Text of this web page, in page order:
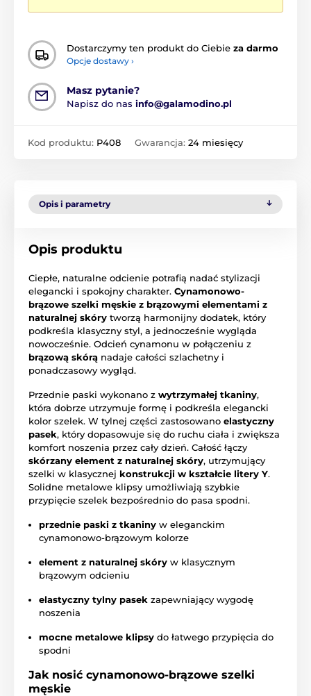
Dostarczymy ten produkt do Ciebie za darmo
Opcje dostawy ›
Masz pytanie?
Napisz do nas info@galamodino.pl
Kod produktu: P408 Gwarancja: 24 miesięcy
Opis i parametry
Opis produktu
Ciepłe, naturalne odcienie potrafią nadać stylizacji
elegancki i spokojny charakter. Cynamonowo-
brązowe szelki męskie z brązowymi elementami z
naturalnej skóry tworzą harmonijny dodatek, który
podkreśla klasyczny styl, a jednocześnie wygląda
nowocześnie. Odcień cynamonu w połączeniu z
brązową skórą nadaje całości szlachetny i
ponadczasowy wygląd.
Przednie paski wykonano z wytrzymałej tkaniny,
która dobrze utrzymuje formę i podkreśla elegancki
kolor szelek. W tylnej części zastosowano elastyczny
pasek, który dopasowuje się do ruchu ciała i zwiększa
komfort noszenia przez cały dzień. Całość łączy
skórzany element z naturalnej skóry, utrzymujący
szelki w klasycznej konstrukcji w kształcie litery Y.
Solidne metalowe klipsy umożliwiają szybkie
przypięcie szelek bezpośrednio do pasa spodni.
przednie paski z tkaniny w eleganckim
cynamonowo-brązowym kolorze
element z naturalnej skóry w klasycznym
brązowym odcieniu
elastyczny tylny pasek zapewniający wygodę
noszenia
mocne metalowe klipsy do łatwego przypięcia do
spodni
Jak nosić cynamonowo-brązowe szelki
męskie